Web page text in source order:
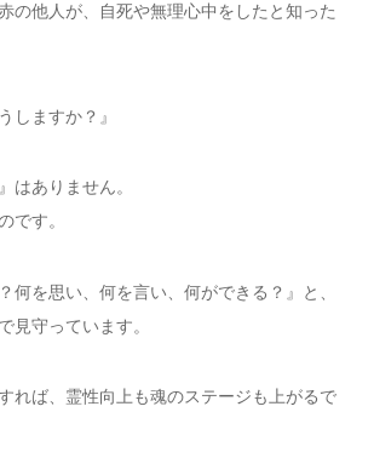
の他人が、自死や無理心中をしたと知った
しますか？』
はありません。
です。
何を思い、何を言い、何ができる？』と、
見守っています。
れば、霊性向上も魂のステージも上がるで